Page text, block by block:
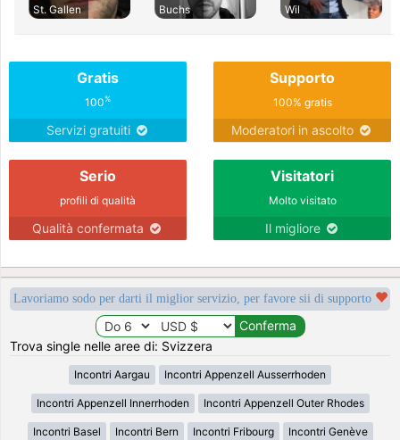
St. Gallen
Buchs
Wil
Gratis
100%
Servizi gratuiti
Supporto
100% gratis
Moderatori in ascolto
Serio
profili di qualità
Qualità confermata
Visitatori
Molto visitato
Il migliore
Lavoriamo sodo per darti il miglior servizio, per favore sii di supporto
Trova single nelle aree di: Svizzera
Incontri Aargau Incontri Appenzell Ausserrhoden
Incontri Appenzell Innerrhoden Incontri Appenzell Outer Rhodes
Incontri Basel Incontri Bern Incontri Fribourg Incontri Genève